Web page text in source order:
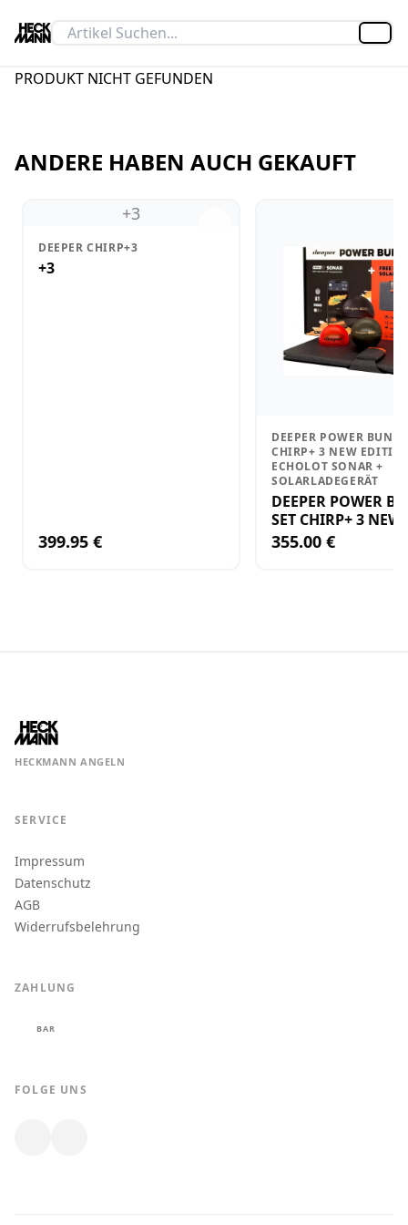
PRODUKT NICHT GEFUNDEN
ANDERE HABEN AUCH GEKAUFT
+3
DEEPER CHIRP+3
+3
399.95 €
DEEPER POWER
CHIRP+ 3 NEW
ECHOLOT SONAR +
SOLARLADEGERÄT
DEEPER POWER
SET CHIRP+ 3 NEW
EDITION GPS
355.00 €
HECKMANN ANGELN
SERVICE
Impressum
Datenschutz
AGB
Widerrufsbelehrung
ZAHLUNG
BAR
FOLGE UNS